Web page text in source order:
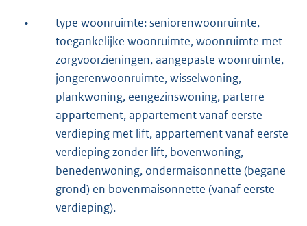
•
type woonruimte: seniorenwoonruimte,
toegankelijke woonruimte, woonruimte met
zorgvoorzieningen, aangepaste woonruimte,
jongerenwoonruimte, wisselwoning,
plankwoning, eengezinswoning, parterre-
appartement, appartement vanaf eerste
verdieping met lift, appartement vanaf eerste
verdieping zonder lift, bovenwoning,
benedenwoning, ondermaisonnette (begane
grond) en bovenmaisonnette (vanaf eerste
verdieping).